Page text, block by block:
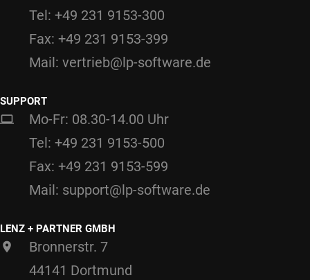
Tel: +49 231 9153-300
Fax: +49 231 9153-399
Mail: vertrieb@lp-software.de
SUPPORT
Mo-Fr: 08.30-14.00 Uhr
Tel: +49 231 9153-500
Fax: +49 231 9153-599
Mail: support@lp-software.de
LENZ + PARTNER GMBH
Bronnerstr. 7
44141 Dortmund